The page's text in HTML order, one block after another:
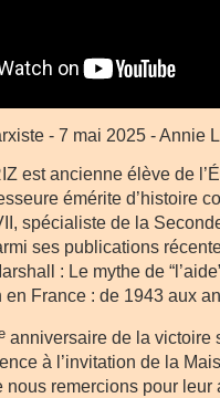
- 7 mai 2025 - Annie
est ancienne élève de
émérite d’histoire
spécialiste de la
ses publications
: Le mythe de
France : de 1943 aux
anniversaire de la victoire
à l’invitation de la
nous remercions pour